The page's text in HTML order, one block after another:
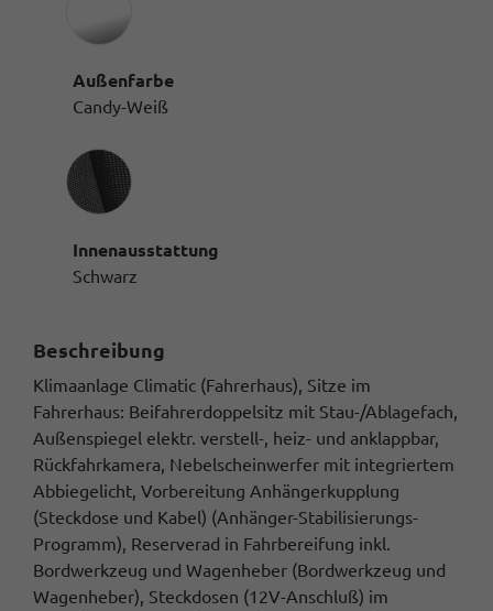
Außenfarbe
Candy-Weiß
Innenausstattung
Innenausstattung
Schwarz
Beschreibung
Klimaanlage Climatic (Fahrerhaus), Sitze im
Fahrerhaus: Beifahrerdoppelsitz mit Stau-/Ablagefach,
Außenspiegel elektr. verstell-, heiz- und anklappbar,
Rückfahrkamera, Nebelscheinwerfer mit integriertem
Abbiegelicht, Vorbereitung Anhängerkupplung
(Steckdose und Kabel) (Anhänger-Stabilisierungs-
Programm), Reserverad in Fahrbereifung inkl.
Bordwerkzeug und Wagenheber (Bordwerkzeug und
Wagenheber), Steckdosen (12V-Anschluß) im